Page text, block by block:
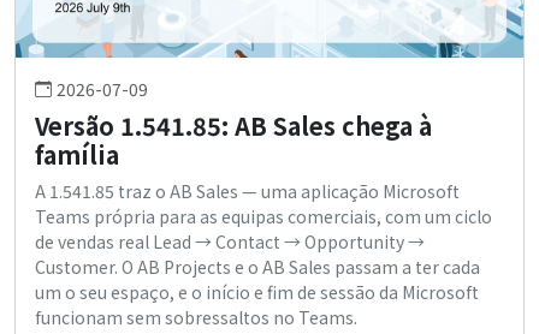
2026-07-09
Versão 1.541.85: AB Sales chega à
família
A 1.541.85 traz o AB Sales — uma aplicação Microsoft
Teams própria para as equipas comerciais, com um ciclo
de vendas real Lead → Contact → Opportunity →
Customer. O AB Projects e o AB Sales passam a ter cada
um o seu espaço, e o início e fim de sessão da Microsoft
funcionam sem sobressaltos no Teams.